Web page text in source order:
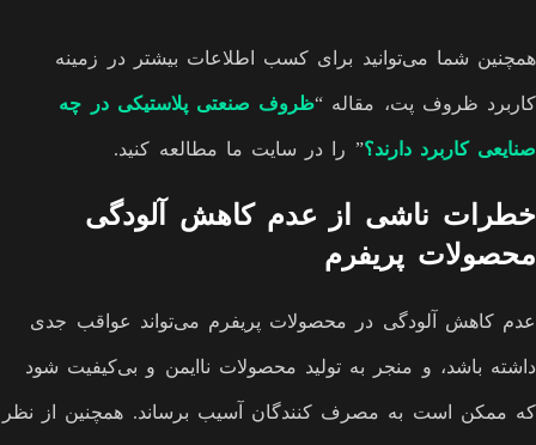
همچنین شما می‌توانید برای کسب اطلاعات بیشتر در زمینه
کاربرد ظروف پت، مقاله “ظروف صنعتی پلاستیکی در چه
صنایعی کاربرد دارند؟” را در سایت ما مطالعه کنید.
خطرات ناشی از عدم کاهش آلودگی
محصولات پریفرم
عدم کاهش آلودگی در محصولات پریفرم می‌تواند عواقب جدی
داشته باشد، و منجر به تولید محصولات ناایمن و بی‌کیفیت شود
که ممکن است به مصرف کنندگان آسیب برساند. همچنین از نظر